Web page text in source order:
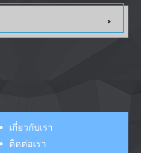
เกี่ยวกับเรา
ติดต่อเรา